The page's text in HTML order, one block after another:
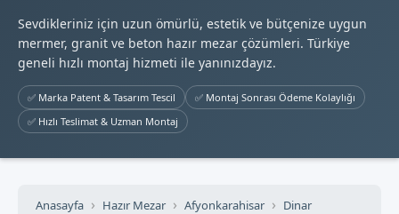
Sevdikleriniz için uzun ömürlü, estetik ve bütçenize uygun
mermer, granit ve beton hazır mezar çözümleri. Türkiye
geneli hızlı montaj hizmeti ile yanınızdayız.
✅ Marka Patent & Tasarım Tescil
✅ Montaj Sonrası Ödeme Kolaylığı
✅ Hızlı Teslimat & Uzman Montaj
Anasayfa Hazır Mezar Afyonkarahisar
Dinar